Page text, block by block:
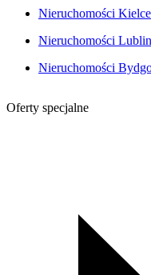
Nieruchomości Kielce
Nieruchomości Lublin
Nieruchomości
Oferty specjalne